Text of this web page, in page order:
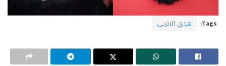
Tags: هدي الاتربي